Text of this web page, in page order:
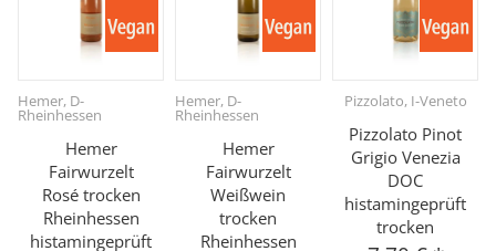
Hemer, D-
Rheinhessen
Hemer
Fairwurzelt
Rosé trocken
Rheinhessen
histamingeprüft
Hemer, D-
Rheinhessen
Hemer
Fairwurzelt
Weißwein
trocken
Rheinhessen
Pizzolato, I-Veneto
Pizzolato Pinot
Grigio Venezia
DOC
histamingeprüft
trocken